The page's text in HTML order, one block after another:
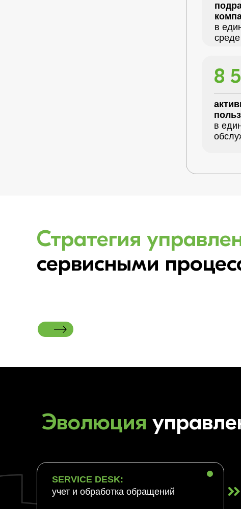
8
в
в
среде
Стратегия
сервисными
Эволюция
учет и обработка обращений
SERVICE DESK: